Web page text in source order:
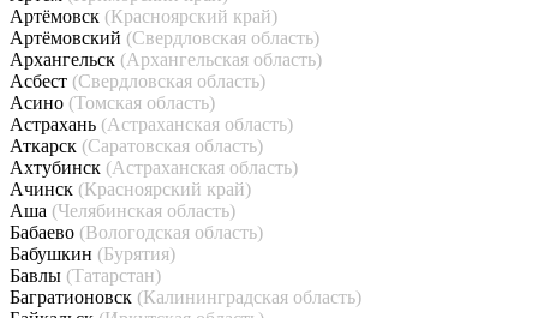
Артёмовск (Красноярский край)
Артёмовский (Свердловская область)
Архангельск (Архангельская область)
Асбест (Свердловская область)
Асино (Томская область)
Астрахань (Астраханская область)
Аткарск (Саратовская область)
Ахтубинск (Астраханская область)
Ачинск (Красноярский край)
Аша (Челябинская область)
Бабаево (Вологодская область)
Бабушкин (Бурятия)
Бавлы (Татарстан)
Багратионовск (Калининградская область)